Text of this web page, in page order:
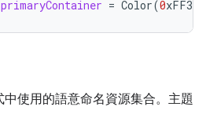
= Color(0
使用的語意命名資源集合。主題